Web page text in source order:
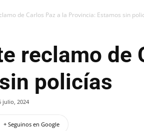
de Carlos Paz a la Provincia: Estamos sin
reclamo de
policías
julio, 2024
+ Seguinos en Google